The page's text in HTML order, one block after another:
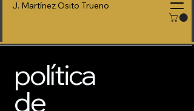
J. Martínez Osito Trueno
política
de